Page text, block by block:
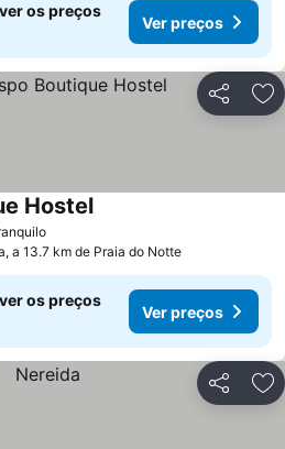
os preços
Ver preços
Partilhar
Hostel
a 13.7 km de Praia do Notte
os preços
Ver preços
Partilhar